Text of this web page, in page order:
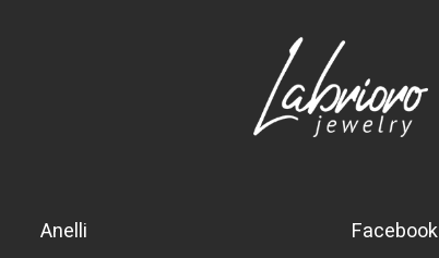
Anelli
Facebook